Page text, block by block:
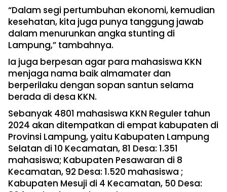
“Dalam segi pertumbuhan ekonomi, kemudian
kesehatan, kita juga punya tanggung jawab
dalam menurunkan angka stunting di
Lampung,” tambahnya.
Ia juga berpesan agar para mahasiswa KKN
menjaga nama baik almamater dan
berperilaku dengan sopan santun selama
berada di desa KKN.
Sebanyak 4801 mahasiswa KKN Reguler tahun
2024 akan ditempatkan di empat kabupaten di
Provinsi Lampung, yaitu Kabupaten Lampung
Selatan di 10 Kecamatan, 81 Desa: 1.351
mahasiswa; Kabupaten Pesawaran di 8
Kecamatan, 92 Desa: 1.520 mahasiswa ;
Kabupaten Mesuji di 4 Kecamatan, 50 Desa: